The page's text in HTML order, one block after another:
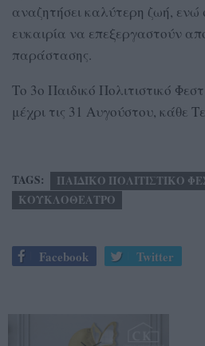
αναζητήσει καλύτερη ζωή, ενώ
ευκαιρία να επεξεργαστούν
παράστασης.
Το 3ο Παιδικό Πολιτιστικό
μέχρι τις 31 Αυγούστου, κάθε
TAGS:
ΠΑΙΔΙΚΟ ΠΟΛΙΤΙΣΤΙΚΟ
ΚΟΥΚΛΟΘΕΑΤΡΟ
Facebook Twitter